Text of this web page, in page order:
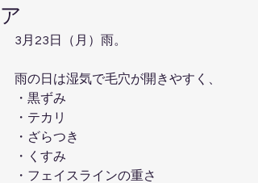
ア
3月23日（月）雨。
雨の日は湿気で毛穴が開きやすく、
・黒ずみ
・テカリ
・ざらつき
・くすみ
・フェイスラインの重さ